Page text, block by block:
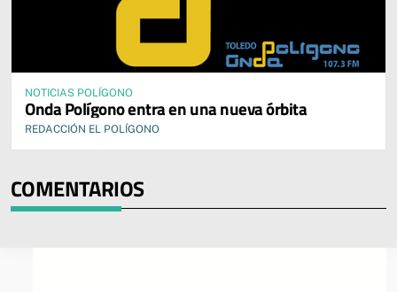
NOTICIAS POLÍGONO
Onda Polígono entra en una nueva órbita
REDACCIÓN EL POLÍGONO
COMENTARIOS